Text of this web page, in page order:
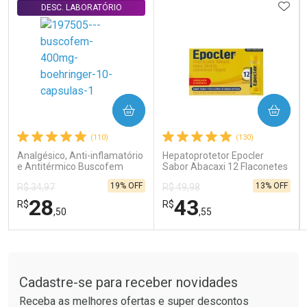
(110)
Analgésico, Anti-inflamatório
e Antitérmico Buscofem
DESC. LABORATÓRIO
R$ 34,97
R$28,50
19% OFF
COMPRAR
(130)
Hepatoprotetor Epocler
Sabor Abacaxi 12 Flaconetes
R$ 49,98
R$43,55
13% OFF
COMPRAR
Cadastre-se para receber novidades
Receba as melhores ofertas e super descontos